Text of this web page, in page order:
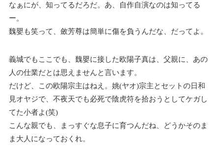
なぁにが、知ってるだろだ。あ、自作自演なのは知ってる
ー。
魏嬰も笑って、斂芳尊は簡単に傷を負うんだな、だってよ。
義城でもここでも、魏嬰に接した欧陽子真は、父親に、あの
人の仕業だとは思えませんと言います。
だけど、この欧陽宗主はねえ。姚(ヤオ)宗主とセットの日和
見オヤジで、不夜天でも必死で陰虎符を拾おうとしてケガし
てた小者よ(笑)
こんな親でも、まっすぐな息子に育つんだね、どうかそのま
ま大人になっておくれ。